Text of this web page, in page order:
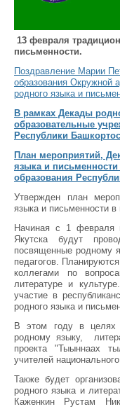
13 февраля
письменности.
Поздравление Марии
образования Окружной
родного языка и
В рамках Декады
образовательные
Республики
План мероприятий,
языка и
образования
Утвержден план
языка и письменности в
Начиная с 1 февраля
Якутска будут
посвященные родному
педагогов.
коллегами по
литературе и
участие в
родного языка и
В этом году в целях
родному языку,
проекта "Тыыннаах
учителей
Также будет
родного языка и
Каженкин Рустам